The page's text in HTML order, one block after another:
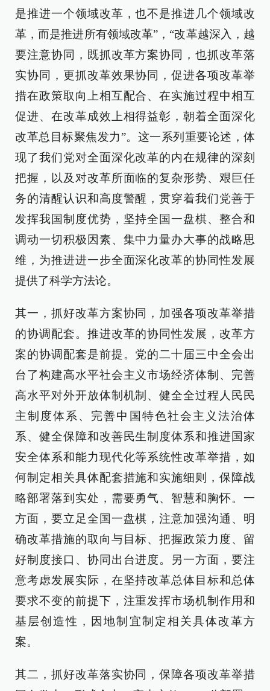
是推进一个领域改革，也不是推进几个领域改
革，而是推进所有领域改革”，“改革越深入，越
要注意协同，既抓改革方案协同，也抓改革落
实协同，更抓改革效果协同，促进各项改革举
措在政策取向上相互配合、在实施过程中相互
促进、在改革成效上相得益彰，朝着全面深化
改革总目标聚焦发力”。这一系列重要论述，体
现了我们党对全面深化改革的内在规律的深刻
把握，以及对改革所面临的复杂形势、艰巨任
务的清醒认识和高度警醒，贯穿着我们党善于
发挥我国制度优势，坚持全国一盘棋、整合和
调动一切积极因素、集中力量办大事的战略思
维，为推进进一步全面深化改革的协同性发展
提供了科学方法论。
其一，抓好改革方案协同，加强各项改革举措
的协调配套。推进改革的协同性发展，改革方
案的协调配套是前提。党的二十届三中全会出
台了构建高水平社会主义市场经济体制、完善
高水平对外开放体制机制、健全全过程人民民
主制度体系、完善中国特色社会主义法治体
系、健全保障和改善民生制度体系和推进国家
安全体系和能力现代化等系统性改革举措，如
何制定相关具体配套措施和实施细则，保障战
略部署落到实处，需要勇气、智慧和胸怀。一
方面，要立足全国一盘棋，注意加强沟通、明
确改革措施的取向与目标、把握政策力度、留
好制度接口、协同出台进度。另一方面，要注
意考虑发展实际，在坚持改革总体目标和总体
要求不变的前提下，注重发挥市场机制作用和
基层创造性，因地制宜制定相关具体改革方
案。
其二，抓好改革落实协同，保障各项改革举措